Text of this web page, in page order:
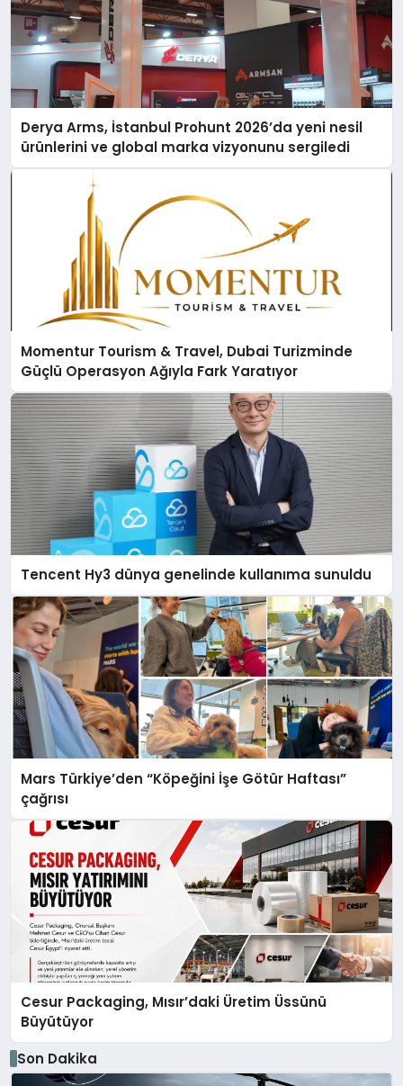
Derya Arms, İstanbul Prohunt 2026’da yeni nesil
ürünlerini ve global marka vizyonunu sergiledi
Momentur Tourism & Travel, Dubai Turizminde
Güçlü Operasyon Ağıyla Fark Yaratıyor
Tencent Hy3 dünya genelinde kullanıma sunuldu
Mars Türkiye’den “Köpeğini İşe Götür Haftası”
çağrısı
Cesur Packaging, Mısır’daki Üretim Üssünü
Büyütüyor
Son Dakika